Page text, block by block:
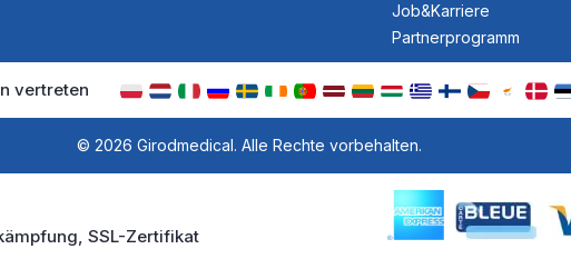
Job&Karriere
Partnerprogramm
vertreten
© 2026 Girodmedical. Alle Rechte vorbehalten.
SSL-Zertifikat